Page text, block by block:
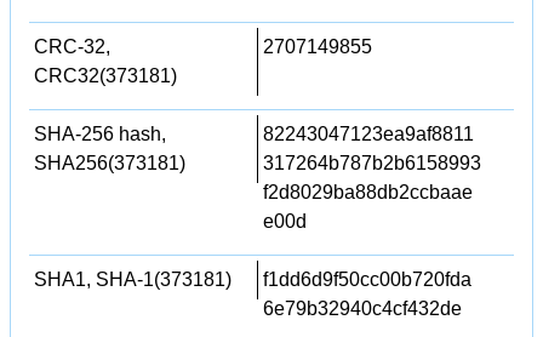
CRC-32,
CRC32(373181)
2707149855
SHA-256 hash,
SHA256(373181)
82243047123ea9af8811
317264b787b2b6158993
f2d8029ba88db2ccbaae
e00d
SHA1, SHA-1(373181)
f1dd6d9f50cc00b720fda
6e79b32940c4cf432de